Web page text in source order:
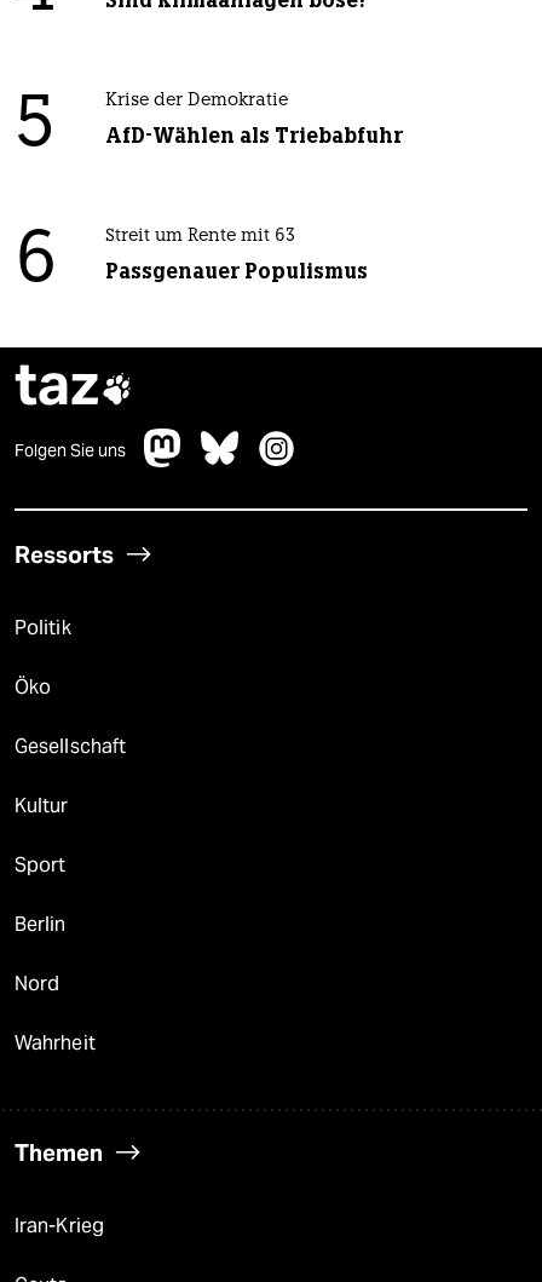
5 Krise der Demokratie
AfD-Wählen als Triebabfuhr
6 Streit um Rente mit 63
Passgenauer Populismus
taz
Folgen Sie uns
Ressorts
Politik
Öko
Gesellschaft
Kultur
Sport
Berlin
Nord
Wahrheit
Themen
Iran-Krieg